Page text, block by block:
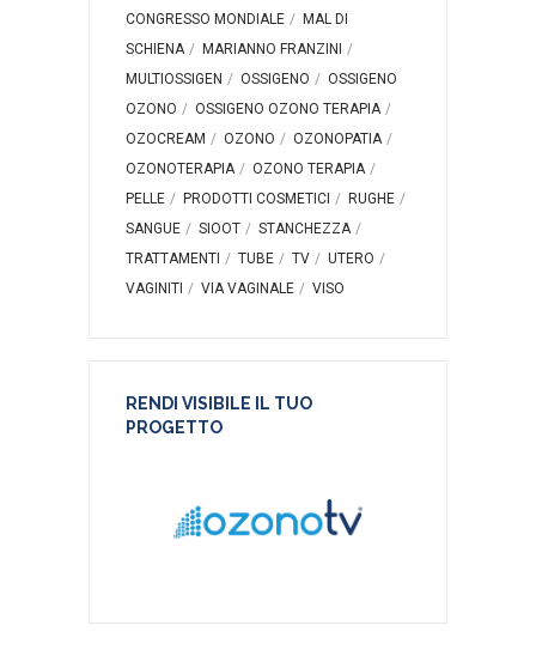
CONGRESSO MONDIALE
MAL DI
SCHIENA
MARIANNO FRANZINI
MULTIOSSIGEN
OSSIGENO
OSSIGENO
OZONO
OSSIGENO OZONO TERAPIA
OZOCREAM
OZONO
OZONOPATIA
OZONOTERAPIA
OZONO TERAPIA
PELLE
PRODOTTI COSMETICI
RUGHE
SANGUE
SIOOT
STANCHEZZA
TRATTAMENTI
TUBE TV
UTERO
VAGINITI
VIA VAGINALE VISO
RENDI VISIBILE IL TUO
PROGETTO